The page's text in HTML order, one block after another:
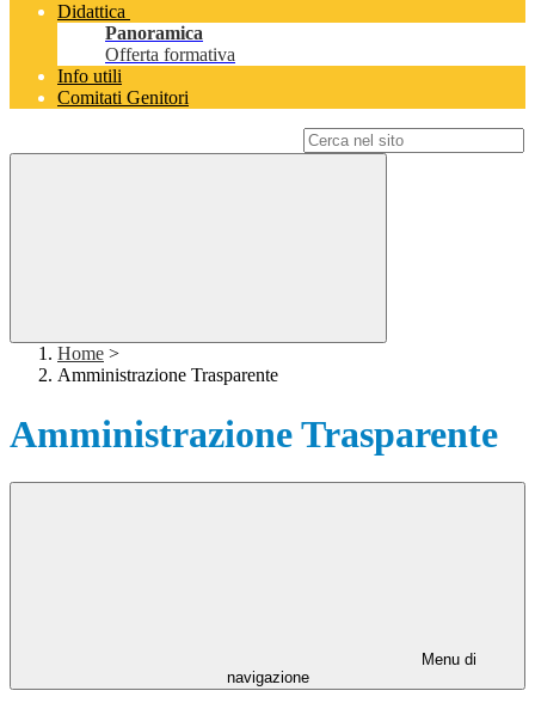
Didattica
Panoramica
Offerta formativa
Info utili
Comitati Genitori
Home >
Amministrazione Trasparente
Amministrazione Trasparente
Menu di
navigazione